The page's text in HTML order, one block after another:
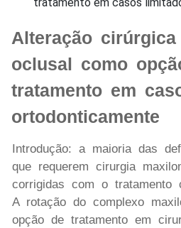
Alteração
oclusal como
tratamento em
ortodonticamente
Introdução: a maioria das
que requerem cirurgia
corrigidas com o tratamento
A rotação do complexo
opção de tratamento em